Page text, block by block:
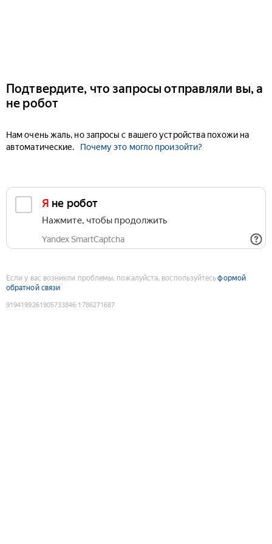
Подтвердите, что запросы отправляли вы, а
не робот
Нам очень жаль, но запросы с вашего устройства похожи на
автоматические.
Почему это могло произойти?
Я не робот
Нажмите, чтобы продолжить
Yandex SmartCaptcha
Если у вас возникли проблемы, пожалуйста, воспользуйтесьформой
обратной связи
9194199261905733846:1786271687